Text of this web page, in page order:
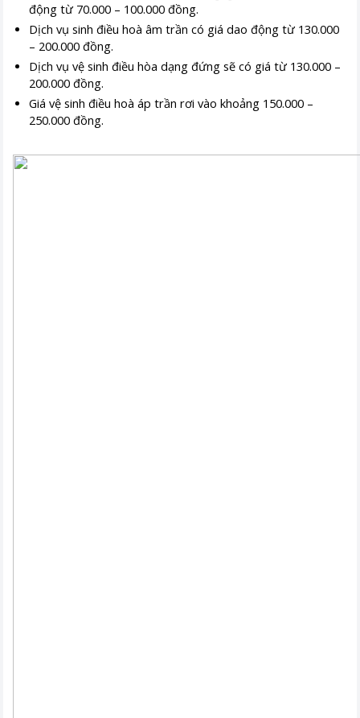
động từ 70.000 – 100.000 đồng.
Dịch vụ sinh điều hoà âm trần có giá dao động từ 130.000
– 200.000 đồng.
Dịch vụ vệ sinh điều hòa dạng đứng sẽ có giá từ 130.000 –
200.000 đồng.
Giá vệ sinh điều hoà áp trần rơi vào khoảng 150.000 –
250.000 đồng.